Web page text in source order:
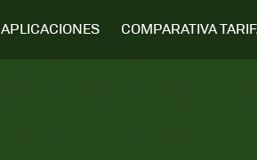
APLICACIONES COMPARATIVA